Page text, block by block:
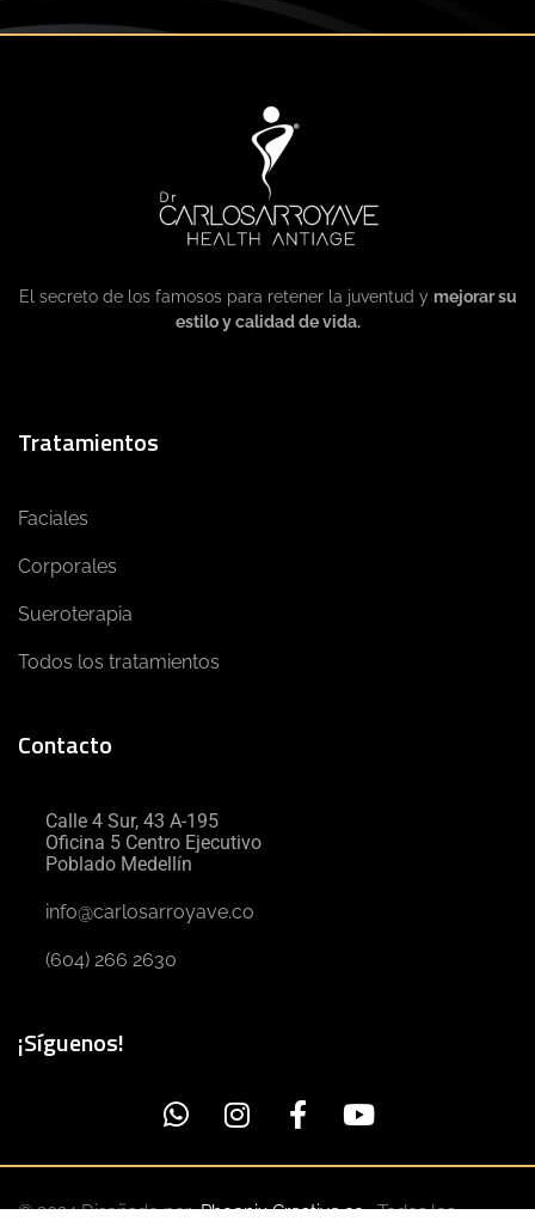
El secreto de los famosos para retener la juventud y mejorar su
estilo y calidad de vida.
Tratamientos
Faciales
Corporales
Sueroterapia
Todos los tratamientos
Contacto
Calle 4 Sur, 43 A-195
Oficina 5 Centro Ejecutivo
Poblado Medellín
info@carlosarroyave.co
(604) 266 2630
¡Síguenos!
© 2024 Diseñado porPhoenix Creative.co. Todos los